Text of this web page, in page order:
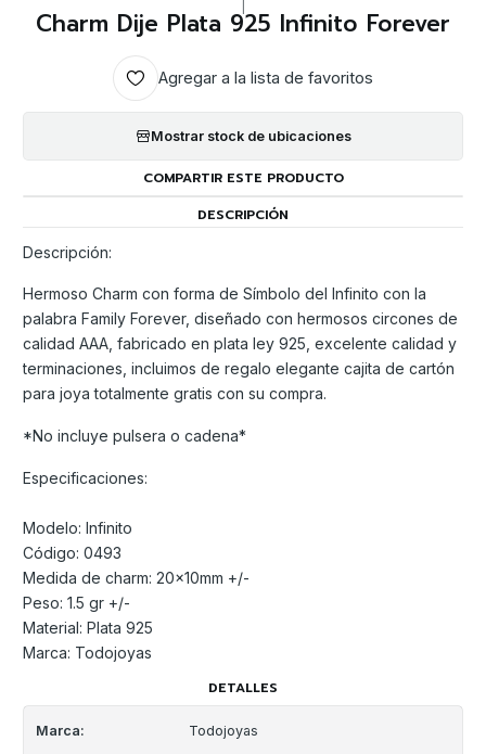
Charm Dije Plata 925 Infinito Forever
Agregar a la lista de favoritos
Mostrar stock de ubicaciones
COMPARTIR ESTE PRODUCTO
DESCRIPCIÓN
Descripción:
Hermoso Charm con forma de Símbolo del Infinito con la
palabra Family Forever, diseñado con hermosos circones de
calidad AAA, fabricado en plata ley 925, excelente calidad y
terminaciones, incluimos de regalo elegante cajita de cartón
para joya totalmente gratis con su compra.
*No incluye pulsera o cadena*
Especificaciones:
Modelo: Infinito
Código: 0493
Medida de charm: 20x10mm +/-
Peso: 1.5 gr +/-
Material: Plata 925
Marca: Todojoyas
DETALLES
Marca: Todojoyas